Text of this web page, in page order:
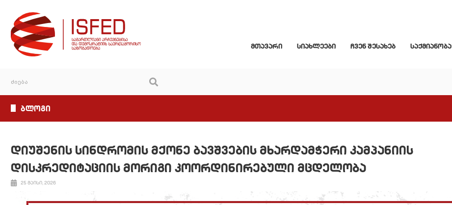
მთავარი სიახლეები ჩვენ შესახებ საქმიანობა
ბლოგი
დიუშენის სინდრომის მქონე ბავშვების მხარდამჭერი კამპანიის
დისკრედიტაციის მორიგი კოორდინირებული მცდელობა
25 მაისი, 2026